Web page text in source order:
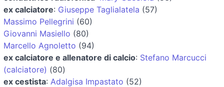
ex calciatore: Giuseppe Taglialatela (57)
Massimo Pellegrini (60)
Giovanni Masiello (80)
Marcello Agnoletto (94)
ex calciatore e allenatore di calcio: Stefano Marcucci
(calciatore) (80)
ex cestista: Adalgisa Impastato (52)